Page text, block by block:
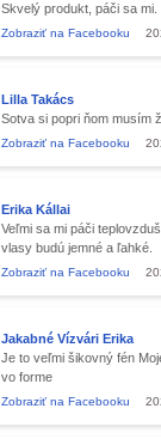
Skvelý produkt, páči sa mi.
Zobraziť na Facebooku
Lilla Takács
Sotva si popri ňom musím
Zobraziť na Facebooku
Erika Kállai
Veľmi sa mi páči
vlasy budú jemné a ľahké.
Zobraziť na Facebooku
Jakabné Vízvári Erika
Je to veľmi šikovný fén
vo forme
Zobraziť na Facebooku